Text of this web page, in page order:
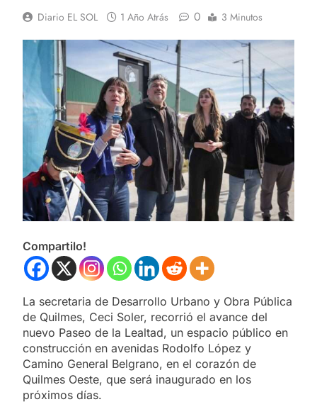
Diario EL SOL 1 Año Atrás 0 3 Minutos
Compartilo!
La secretaria de Desarrollo Urbano y Obra Pública
de Quilmes, Ceci Soler, recorrió el avance del
nuevo Paseo de la Lealtad, un espacio público en
construcción en avenidas Rodolfo López y
Camino General Belgrano, en el corazón de
Quilmes Oeste, que será inaugurado en los
próximos días.